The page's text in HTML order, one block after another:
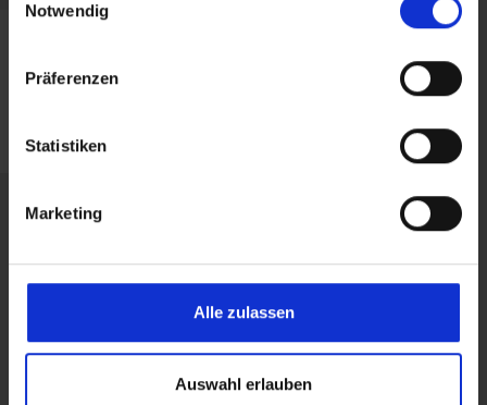
Notwendig
Präferenzen
Statistiken
Marketing
Alle zulassen
Auswahl erlauben
Obtenez dès maintenant un
conseil sans engagement.